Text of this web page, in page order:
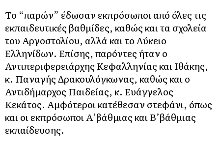
Το “παρών” έδωσαν εκπρόσωποι από όλες τις
εκπαιδευτικές βαθμίδες, καθώς και τα σχολεία
του Αργοστολίου, αλλά και το Λύκειο
Ελληνίδων. Επίσης, παρόντες ήταν ο
Αντιπεριφερειάρχης Κεφαλληνίας και Ιθάκης,
κ. Παναγής Δρακουλόγκωνας, καθώς και ο
Αντιδήμαρχος Παιδείας, κ. Ευάγγελος
Κεκάτος. Αμφότεροι κατέθεσαν στεφάνι, όπως
και οι εκπρόσωποι Α’βάθμιας και Β’βάθμιας
εκπαίδευσης.